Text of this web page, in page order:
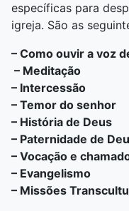
específicas para
igreja. São as
– Como ouvir a voz
– Meditação
– Intercessão
– Temor do senhor
– História de Deus
– Paternidade de
– Vocação e
– Evangelismo
– Missões